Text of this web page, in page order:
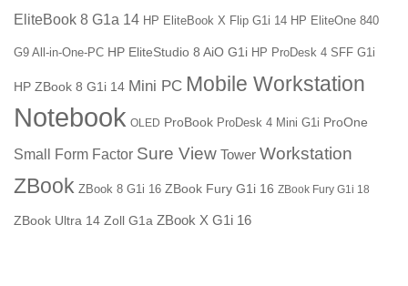
EliteBook 8 G1a 14 HP EliteBook X Flip G1i 14 HP EliteOne 840
G9 All-in-One-PC HP EliteStudio 8 AiO G1i HP ProDesk 4 SFF G1i
HP ZBook 8 G1i 14 Mini PC Mobile Workstation
Notebook OLED ProBook ProDesk 4 Mini G1i ProOne
Small Form Factor Sure View Tower Workstation
ZBook ZBook 8 G1i 16 ZBook Fury G1i 16 ZBook Fury G1i 18
ZBook Ultra 14 Zoll G1a ZBook X G1i 16